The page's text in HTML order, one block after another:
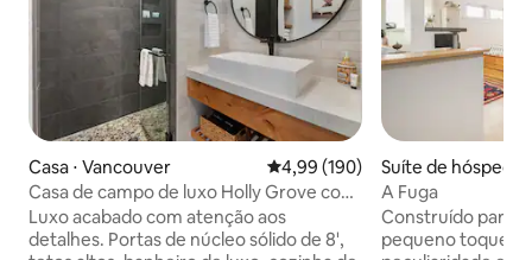
Casa ⋅ Vancouver 4,99 de uma avaliação média de
4,99 (190)
Casa de campo de luxo Holly Grove com
banheira de hidromassagem e
carregador de veículos elétricos
Luxo acabado com atenção aos
detalhes. Portas de núcleo sólido de 8',
Suíte de
d
A Fuga
Construído para
pequeno toque